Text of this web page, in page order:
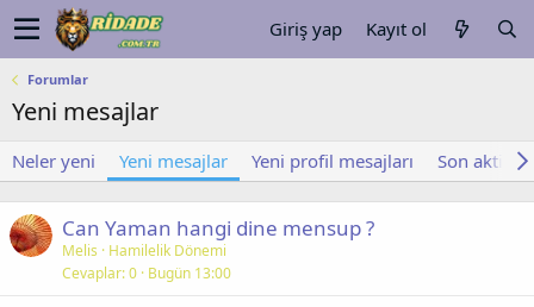
Giriş yap Kayıt ol
Forumlar
Yeni mesajlar
Neler yeni Yeni mesajlar Yeni profil mesajları Son aktivite
Can Yaman hangi dine mensup ?
Melis
Hamilelik Dönemi
Cevaplar 0 Bugün 13:00